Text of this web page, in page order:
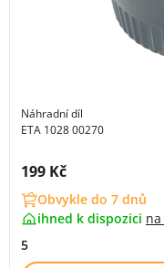
Náhradní díl
ETA 1028 00270
Cena s DPH:
199 Kč
Obvykle do 7 dnů
ihned k dispozici na
5